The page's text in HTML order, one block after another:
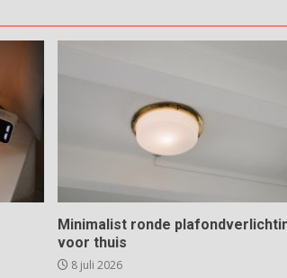
Minimalist ronde
voor thuis
8 juli 2026